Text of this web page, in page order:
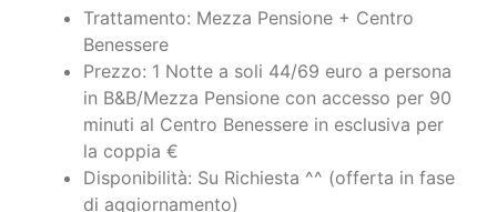
Benessere
Prezzo: 1 Notte a soli 44/69 euro a persona
in B&B/Mezza Pensione con accesso per 90
minuti al Centro Benessere in esclusiva per
la coppia €
Disponibilità: Su Richiesta ^^ (offerta in fase
di aggiornamento)